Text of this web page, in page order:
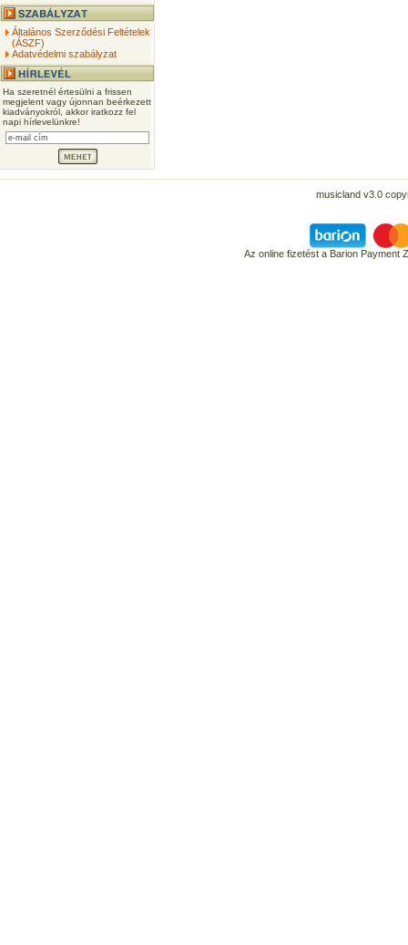
Általános Szerződési Feltételek
(ÁSZF)
Adatvédelmi szabályzat
Ha szeretnél értesülni a frissen
megjelent vagy újonnan beérkezett
kiadványokról, akkor iratkozz fel
napi hírlevelünkre!
musicland v3.0
Az online fizetést a Barion Payment